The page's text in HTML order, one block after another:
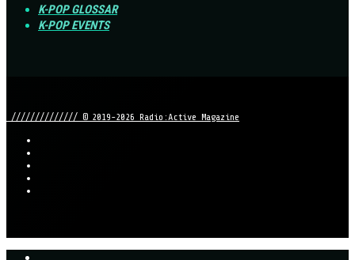
K-POP GLOSSAR
K-POP EVENTS
////////////// © 2019-2026 Radio:Active Magazine